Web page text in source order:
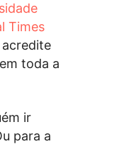
Times
toda a
ir
para a